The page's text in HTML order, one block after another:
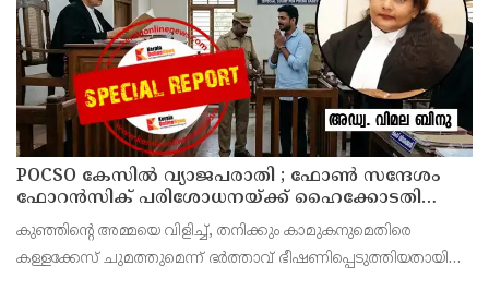
POCSO കേസിൽ വ്യാജപരാതി ; ഫോൺ സന്ദേശം
ഫോറൻസിക് പരിശോധനയ്ക്ക് ഹൈക്കോടതി
നിർദേശം; പ്രതിയെ വെറുതെവിട്ട് ആലുവ ഫാസ്റ്റ്
ട്രാക്ക് കോടതി
കുഞ്ഞിന്റെ അമ്മയെ വിളിച്ച്, തനിക്കും കാമുകനുമെതിരെ
കള്ളക്കേസ് ചുമത്തുമെന്ന് ഭർത്താവ് ഭീഷണിപ്പെടുത്തിയതായി